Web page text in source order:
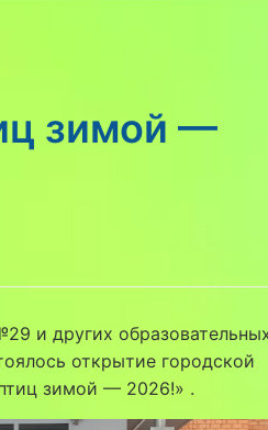
зимой —
и других
открытие городской
зимой — 2026!» .